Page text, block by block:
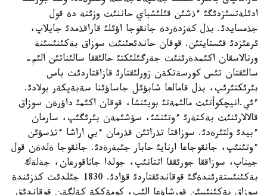
ادئلةتسئزدئگئ ءذشئن قئلئشباي حاننئث وزئنة دة قول
جذمسايدئ. بذل كةزدةردة جانقوجا اؤئلئ قاراقذمدئ جايلاپ،
ئرعئزدئ قئستايتئن. قوقان حاندئعئنئث سوزاق بةكئنئسئنة
ورنالاسقان اكئمدةرئنئث جةرگئلئكتئ حالئققا سالئناتئن الئم-
سالئقتان تئس كورسةتكةن زورلئقتارئ قازاقتاردئث باس
بئرئكتئرئپ، بذل قامالعا شابؤئل جاساؤئنا سةبةپكةر بولادئ.
ءئي.انيچكوأتئث مالئمةتئ بويئنشا، قوقان اكئمئ داؤرةن سوزاق
قالالارئنئث بةكتةرئ ءوتئنشئ، سؤشئمةن بئرئگئپ، سارمان
ءبيدئ ولتئرةدئ. سوزاقتا تذراتئن قذرمان ءبي اراشا ءتذسؤئن
ءوتئنئپ، جانقوجاعا ارنايئ حابار جئبةرةدئ. جانقوجا ةلدةن قول
جيناپ، سوزاققا جورئققا اتتانئپ، جولدا جاثاقورعان، جةلةك
بةكئنئستةرئندةگئ قوقاندئقتاردئ قؤادئ. 1830 جئلدئث كذزئندة